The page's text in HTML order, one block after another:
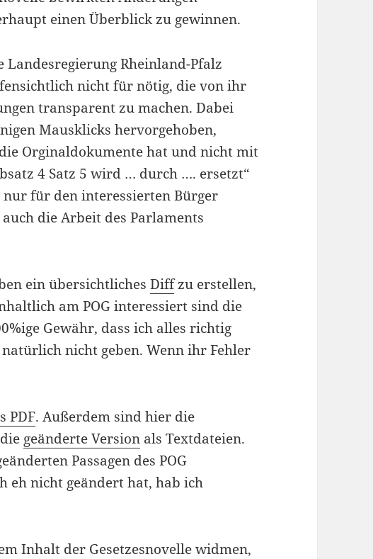
einen Überblick zu gewinnen.
Landesregierung Rheinland-Pfalz
nicht für nötig, die von ihr
transparent zu machen. Dabei
Mausklicks hervorgehoben,
Orginaldokumente hat und nicht mit
4 Satz 5 wird … durch …. ersetzt“
für den interessierten Bürger
die Arbeit des Parlaments
ein übersichtlichesDiffzu erstellen,
am POG interessiert sind die
Gewähr, dass ich alles richtig
nicht geben. Wenn ihr Fehler
PDF. Außerdem sind hier die
geänderte Version als Textdateien.
Passagen des POG
eh nicht geändert hat, hab ich
Inhalt der Gesetzesnovelle widmen,